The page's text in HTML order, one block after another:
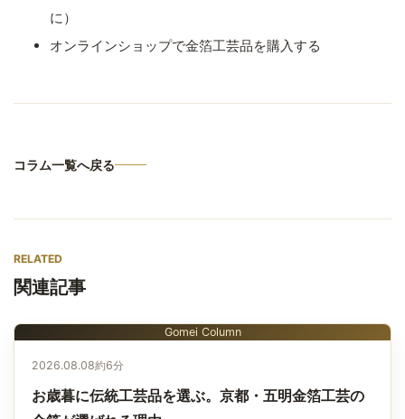
に）
オンラインショップで金箔工芸品を購入する
コラム一覧へ戻る
RELATED
関連記事
Gomei Column
2026.08.08約6分
お歳暮に伝統工芸品を選ぶ。京都・五明金箔工芸の